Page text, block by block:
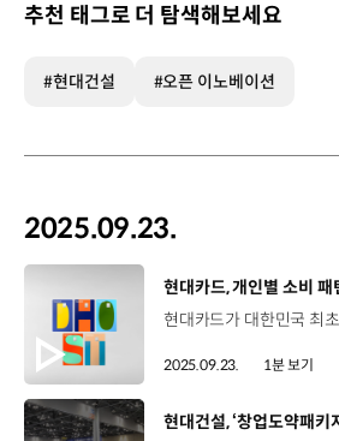
추천 태그로 더 탐색해보세요
#현대건설 #오픈 이노베이션
2025.09.23.
[동영상]
2025.09.23. 1분 보기
[동영상]
현대건설, ‘창업도약패키